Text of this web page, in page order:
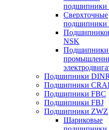
подшипники
Сверхточные
подшипники
NSK
Подшипники
Подшипники
Подшипники FBC
Подшипники FBJ
Подшипники ZWZ
Шариковые